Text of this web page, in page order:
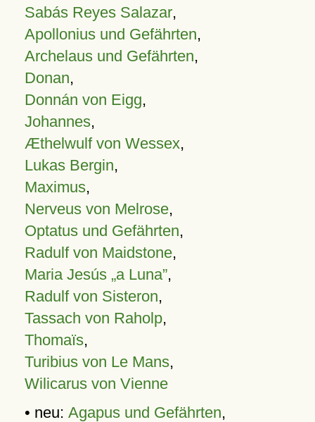
Sabás Reyes Salazar,
Apollonius und Gefährten,
Archelaus und Gefährten,
Donan,
Donnán von Eigg,
Johannes,
Æthelwulf von Wessex,
Lukas Bergin,
Maximus,
Nerveus von Melrose,
Optatus und Gefährten,
Radulf von Maidstone,
Maria Jesús „a Luna”,
Radulf von Sisteron,
Tassach von Raholp,
Thomaïs,
Turibius von Le Mans,
Wilicarus von Vienne
• neu: Agapus und Gefährten,